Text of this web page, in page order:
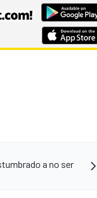
a no ser